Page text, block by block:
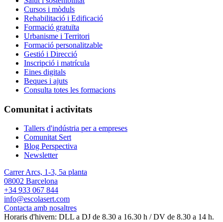
Cursos i mòduls
Rehabilitació i Edificació
Formació gratuïta
Urbanisme i Territori
Formació personalitzable
Gestió i Direcció
Inscripció i matrícula
Eines digitals
Beques i ajuts
Consulta totes les formacions
Comunitat i activitats
Tallers d'indústria per a empreses
Comunitat Sert
Blog Perspectiva
Newsletter
Carrer Arcs, 1-3, 5a planta
08002 Barcelona
+34 933 067 844
info@escolasert.com
Contacta amb nosaltres
Horaris d'hivern: DLL a DJ de 8.30 a 16.30 h / DV de 8.30 a 14 h.